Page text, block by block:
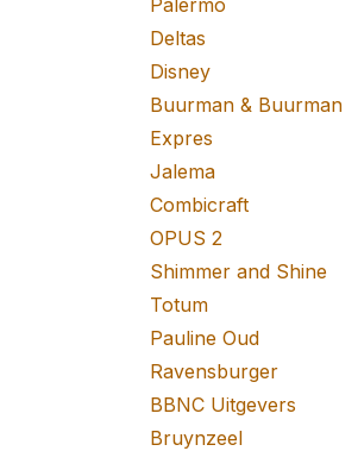
Palermo
Deltas
Disney
Buurman & Buurman
Expres
Jalema
Combicraft
OPUS 2
Shimmer and Shine
Totum
Pauline Oud
Ravensburger
BBNC Uitgevers
Bruynzeel